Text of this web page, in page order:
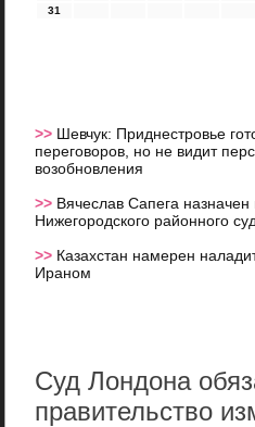
31
>> Шевчук: Приднестровье
переговоров, но не видит
возобновления
>> Вячеслав Сапега
Нижегородского районного
>> Казахстан намерен
Ираном
Суд Лондона
правительство